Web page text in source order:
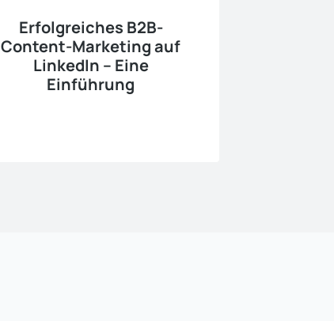
Erfolgreiches B2B-
Content-Marketing auf
LinkedIn – Eine
Einführung